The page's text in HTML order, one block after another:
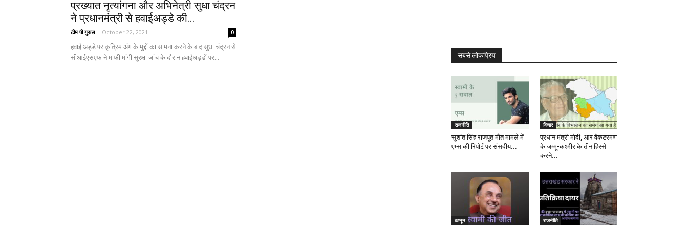
प्रख्यात नृत्यांगना और अभिनेत्री सुधा चंद्रन
ने प्रधानमंत्री से हवाईअड्डे की...
टीम पी गुरुस - October 22, 2021 0
हवाई अड्डे पर कृत्रिम अंग के मुद्दों का सामना करने के बाद सुधा चंद्रन से
सीआईएसएफ ने माफी मांगी सुरक्षा जांच के दौरान हवाईअड्डों पर...
सबसे लोकप्रिय
राजनीति
सुशांत सिंह राजपूत मौत मामले में
एम्स की रिपोर्ट पर संसदीय...
विचार
प्रधान मंत्री मोदी, आर वेंकटरमण
के जम्मू-कश्मीर के तीन हिस्से
करने...
कानून राजनीति